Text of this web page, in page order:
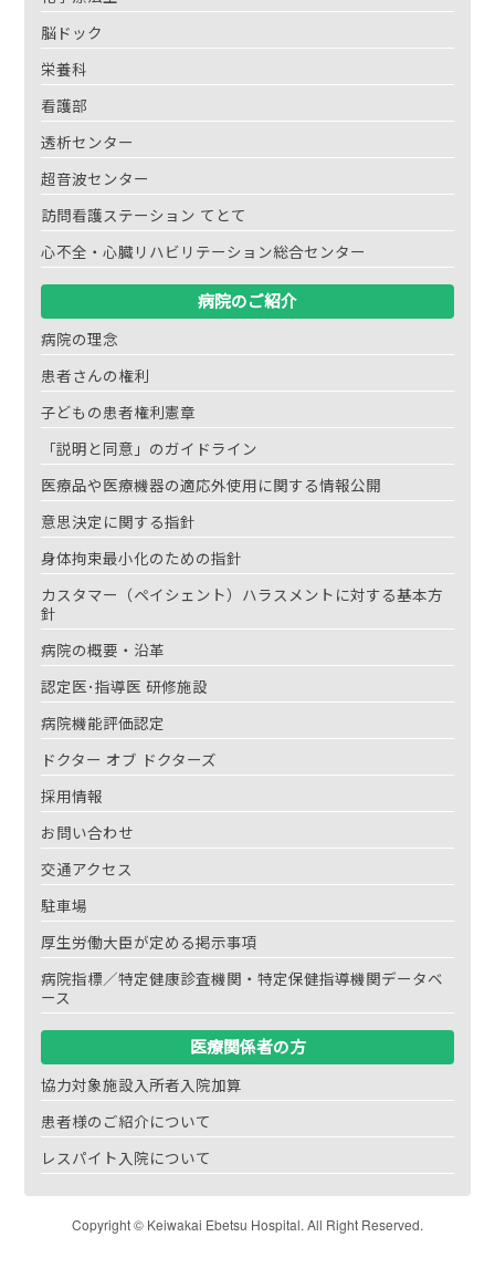
脳ドック
栄養科
看護部
透析センター
超音波センター
訪問看護ステーション てとて
心不全・心臓リハビリテーション総合センター
病院のご紹介
病院の理念
患者さんの権利
子どもの患者権利憲章
「説明と同意」のガイドライン
医療品や医療機器の適応外使用に関する情報公開
意思決定に関する指針
身体拘束最小化のための指針
カスタマー（ペイシェント）ハラスメントに対する基本方
針
病院の概要・沿革
認定医･指導医 研修施設
病院機能評価認定
ドクター オブ ドクターズ
採用情報
お問い合わせ
交通アクセス
駐車場
厚生労働大臣が定める掲示事項
病院指標／特定健康診査機関・特定保健指導機関データベ
ース
医療関係者の方
協力対象施設入所者入院加算
患者様のご紹介について
レスパイト入院について
Copyright © Keiwakai Ebetsu Hospital. All Right Reserved.